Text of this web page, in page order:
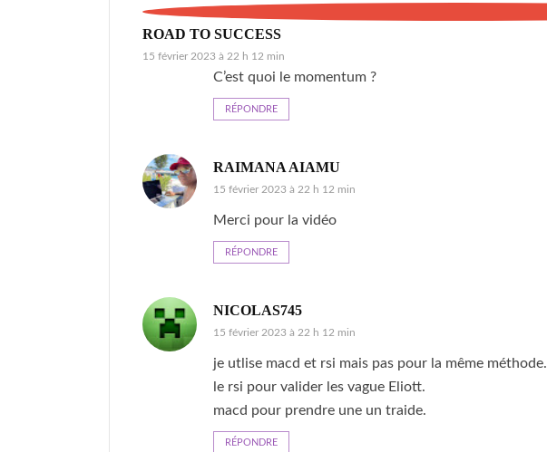
ROAD TO SUCCESS
15 février 2023 à 22 h 12 min
C’est quoi le momentum ?
RÉPONDRE
RAIMANA AIAMU
15 février 2023 à 22 h 12 min
Merci pour la vidéo
RÉPONDRE
NICOLAS745
15 février 2023 à 22 h 12 min
je utlise macd et rsi mais pas pour la même méthode.
le rsi pour valider les vague Eliott.
macd pour prendre une un traide.
RÉPONDRE